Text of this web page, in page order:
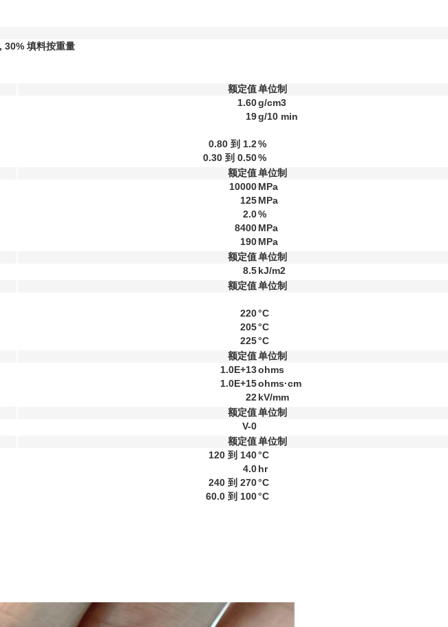
30% 填料按重量
额定值单位制
1.60g/cm3
19g/10 min
0.80 到 1.2%
0.30 到 0.50%
额定值单位制
10000MPa
125MPa
2.0%
8400MPa
190MPa
额定值单位制
8.5kJ/m2
额定值单位制
220°C
205°C
225°C
额定值单位制
1.0E+13ohms
1.0E+15ohms·cm
22kV/mm
额定值单位制
V-0
额定值单位制
120 到 140°C
4.0hr
240 到 270°C
60.0 到 100°C